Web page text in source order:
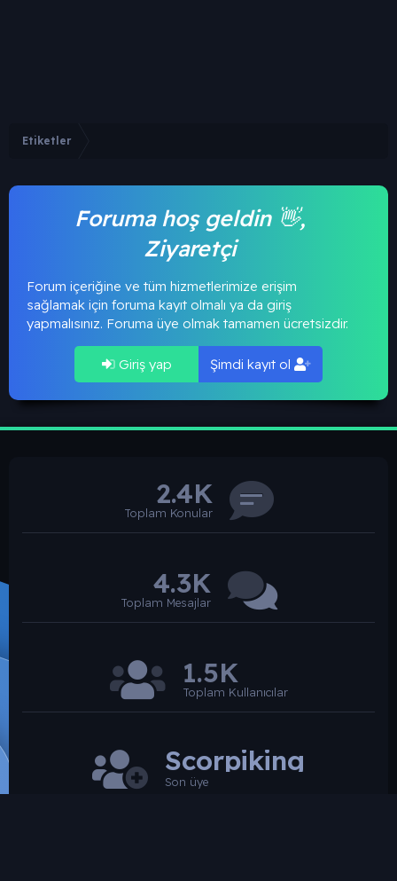
Etiketler
Foruma hoş geldin 👋,
Ziyaretçi
Forum içeriğine ve tüm hizmetlerimize erişim
sağlamak için foruma kayıt olmalı ya da giriş
yapmalısınız. Foruma üye olmak tamamen ücretsizdir.
Giriş yap Şimdi kayıt ol
2.4K
Toplam Konular
4.3K
Toplam Mesajlar
1.5K
Toplam Kullanıcılar
Scorpiking
Son üye